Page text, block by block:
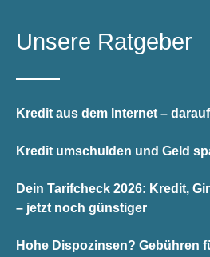
Unsere Ratgeber
Kredit aus dem Internet –
Kredit umschulden und Geld
Dein Tarifcheck 2026: Kredit,
– jetzt noch günstiger
Hohe Dispozinsen? Gebühren